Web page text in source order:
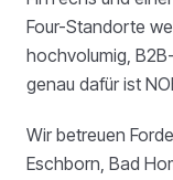
Four-Standorte
hochvolumig,
genau dafür ist
Wir betreuen
Eschborn, Bad